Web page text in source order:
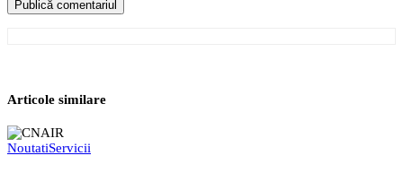
Articole similare
NoutatiServicii